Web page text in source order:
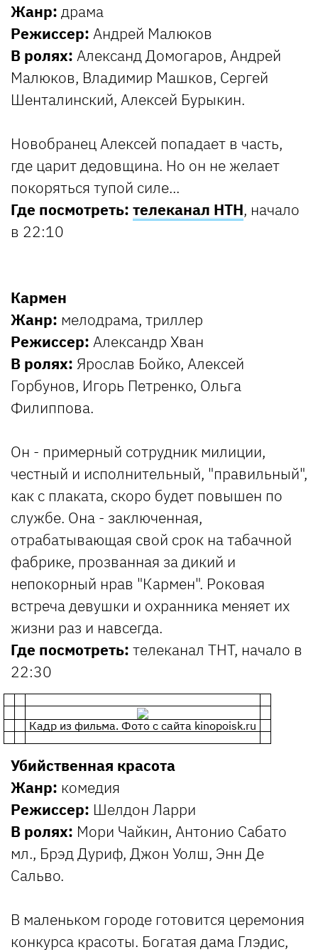
Жанр: драма
Режиссер: Андрей Малюков
В ролях: Александ Домогаров, Андрей
Малюков, Владимир Машков, Сергей
Шенталинский, Алексей Бурыкин.
Новобранец Алексей попадает в часть,
где царит дедовщина. Но он не желает
покоряться тупой силе...
Где посмотреть: телеканал НТН, начало
в 22:10
Кармен
Жанр: мелодрама, триллер
Режиссер: Александр Хван
В ролях: Ярослав Бойко, Алексей
Горбунов, Игорь Петренко, Ольга
Филиппова.
Он - примерный сотрудник милиции,
честный и исполнительный, "правильный",
как с плаката, скоро будет повышен по
службе. Она - заключенная,
отрабатывающая свой срок на табачной
фабрике, прозванная за дикий и
непокорный нрав "Кармен". Роковая
встреча девушки и охранника меняет их
жизни раз и навсегда.
Где посмотреть: телеканал ТНТ, начало в
22:30
Кадр из фильма. Фото с сайта kinopoisk.ru
Убийственная красота
Жанр: комедия
Режиссер: Шелдон Ларри
В ролях: Мори Чайкин, Антонио Сабато
мл., Брэд Дуриф, Джон Уолш, Энн Де
Сальво.
В маленьком городе готовится церемония
конкурса красоты. Богатая дама Глэдис,